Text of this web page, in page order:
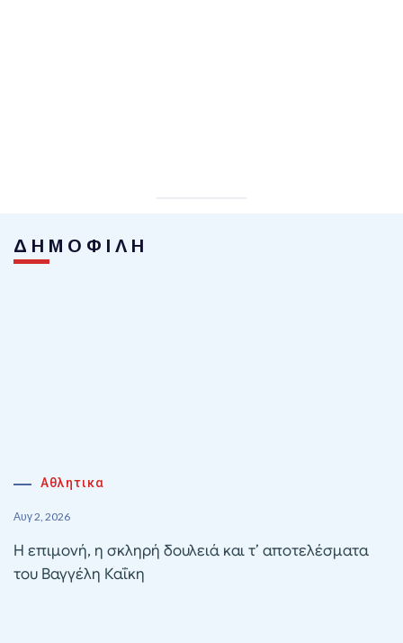
ΔΗΜΟΦΙΛΗ
Αθλητικα
Αυγ 2, 2026
Η επιμονή, η σκληρή δουλειά και τ’ αποτελέσματα
του Βαγγέλη Καΐκη